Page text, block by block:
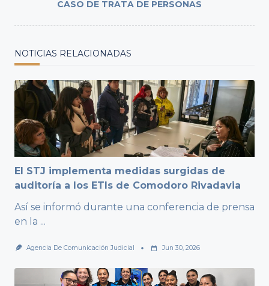
CASO DE TRATA DE PERSONAS
NOTICIAS RELACIONADAS
El STJ implementa medidas surgidas de
auditoría a los ETIs de Comodoro Rivadavia
Así se informó durante una conferencia de prensa
en la ...
Agencia De Comunicación Judicial Jun 30, 2026